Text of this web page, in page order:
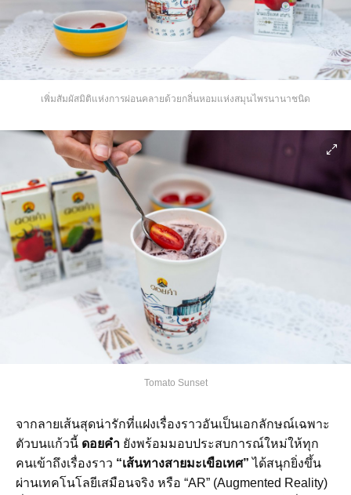
เพิ่มสัมผัสมิติแห่งการผ่อนคลายด้วยกลิ่นหอมแห่งสมุนไพรนานาชนิด
Tomato Sunset
จากลายเส้นสุดน่ารักที่แฝงเรื่องราวอันเป็นเอกลักษณ์เฉพาะ
ตัวบนแก้วนี้ ดอยคำ ยังพร้อมมอบประสบการณ์ใหม่ให้ทุก
คนเข้าถึงเรื่องราว “เส้นทางสายมะเขือเทศ” ได้สนุกยิ่งขึ้น
ผ่านเทคโนโลยีเสมือนจริง หรือ “AR” (Augmented Reality)